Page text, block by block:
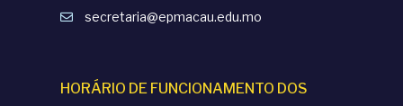
secretaria@epmacau.edu.mo
HORÁRIO DE FUNCIONAMENTO DOS